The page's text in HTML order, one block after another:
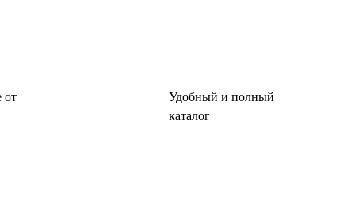
от
Удобный и полный
каталог